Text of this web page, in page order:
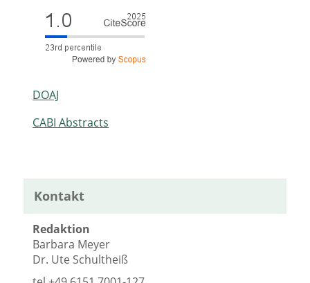
DOAJ
CABI Abstracts
Kontakt
Redaktion
Barbara Meyer
Dr. Ute Schultheiß